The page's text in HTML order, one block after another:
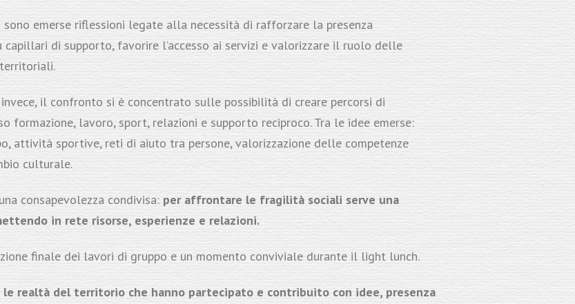
emerse riflessioni legate alla necessità di rafforzare la presenza
di supporto, favorire l’accesso ai servizi e valorizzare il ruolo delle
il confronto si è concentrato sulle possibilità di creare percorsi di
formazione, lavoro, sport, relazioni e supporto reciproco. Tra le idee emerse:
attività sportive, reti di aiuto tra persone, valorizzazione delle competenze
culturale.
consapevolezza condivisa:per affrontare le fragilità sociali serve una
in rete risorse, esperienze e relazioni.
finale dei lavori di gruppo e un momento conviviale durante il light lunch.
realtà del territorio che hanno partecipato e contribuito con idee, presenza